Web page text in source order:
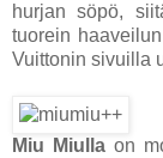
hurjan söpö,
tuorein
Vuittonin sivuilla
Miu Miulla on